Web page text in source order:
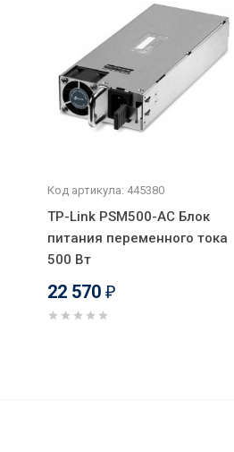
Код артикула: 445380
TP-Link PSM500-AC Блок
питания переменного тока
500 Вт
22 570 ₽